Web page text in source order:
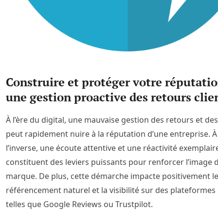
Construire et protéger votre
une gestion proactive des retours
À l’ère du digital, une mauvaise gestion des retours et
peut rapidement nuire à la réputation d’une entreprise. À
l’inverse, une écoute attentive et une réactivité
constituent des leviers puissants pour renforcer l’image
marque. De plus, cette démarche impacte positivement le
référencement naturel et la visibilité sur des plateformes
telles que Google Reviews ou Trustpilot.